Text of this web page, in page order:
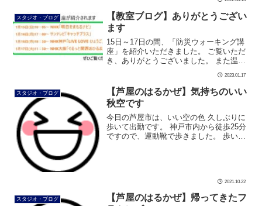
スタジオ・ブログ
【教室ブログ】ありがとうござい
ます
15日～17日の間、「防災ウォーキング講
座」を紹介いただきました。 ご覧いただ
き、ありがとうございました。 また温か
いメッセージをいただきましたこと、心
より感謝申し上げます。 防災ウォーキン
グは、社交ダンスの要素を活かし […]
2023.01.17
スタジオ・ブログ
【芦屋のはるかぜ】気持ちのいい
秋空です
今日の芦屋市は、いい空の色 久しぶりに
歩いて出勤です。 神戸市内から徒歩25分
ですので、運動靴で歩きました。 歩いて
2021.10.22
スタジオ・ブログ
【芦屋のはるかぜ】帰ってきたフ